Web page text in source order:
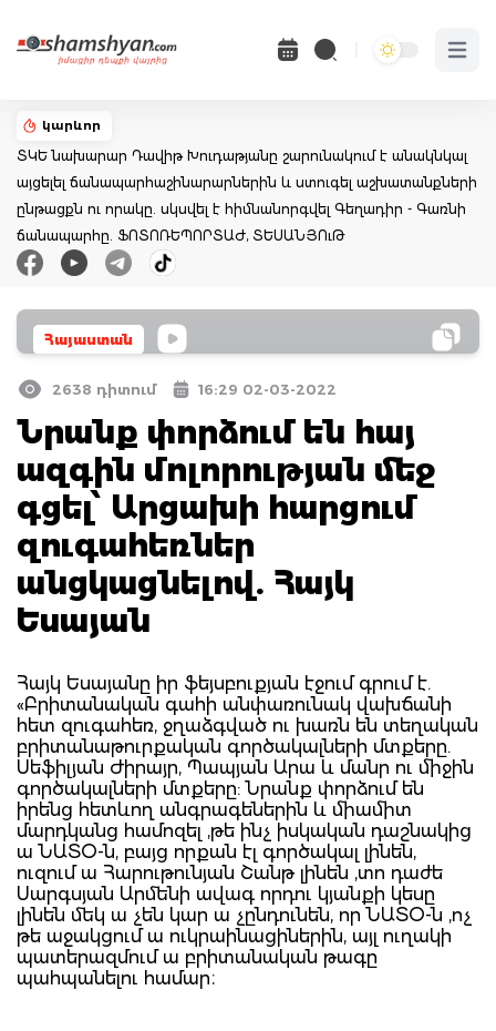
Open
կարևոր
ՏԿԵ նախարար Դավիթ Խուդաթյանը շարունակում է անակնկալ
այցելել ճանապարհաշինարարներին և ստուգել աշխատանքների
ընթացքն ու որակը. սկսվել է հիմնանորգվել Գեղադիր - Գառնի
ճանապարհը. ՖՈՏՈՌԵՊՈՐՏԱԺ, ՏԵՍԱՆՅՈւԹ
Հայաստան
2638 դիտում 16:29 02-03-2022
Նրանք փորձում են հայ
ազգին մոլորության մեջ
գցել՝ Արցախի հարցում
զուգահեռներ
անցկացնելով. Հայկ
Եսայան
Հայկ Եսայանը իր ֆեյսբուքյան էջում գրում է.
«Բրիտանական գահի անփառունակ վախճանի
հետ զուգահեռ, ջղաձգված ու խառն են տեղական
բրիտանաթուրքական գործակալների մտքերը.
Սեֆիլյան Ժիրայր, Պապյան Արա և մանր ու միջին
գործակալների մտքերը: Նրանք փորձում են
իրենց հետևող անգրագեներին և միամիտ
մարդկանց համոզել ,թե ինչ իսկական դաշնակից
ա ՆԱՏՕ-ն, բայց որքան էլ գործակալ լինեն,
ուզում ա Հարութունյան Շանթ լինեն ,տո դաժե
Սարգսյան Արմենի ավագ որդու կյանքի կեսը
լինեն մեկ ա չեն կար ա չընդունեն, որ ՆԱՏՕ-ն ,ոչ
թե աջակցում ա ուկրաինացիներին, այլ ուղակի
պատերազմում ա բրիտանական թագը
պահպանելու համար։